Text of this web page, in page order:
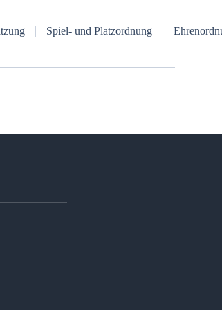
Spiel- und Platzordnung